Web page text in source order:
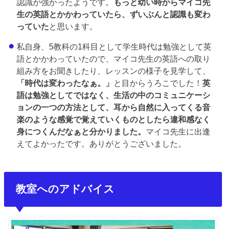
認識が強かったようです。
もっと幼い時からマイコ先
生の英語とかかわっていたら、ずいぶんと認識も変わ
っていたと思います。
私自身、5教科の1科目として学生時代は勉強として英
語とかかわっていたので、マイコ先生の英語への取り
組み方をお聞きしたり、レッスンの様子を見学して、
「時代は変わったなぁ。」
と目からうろこでした！ 英
語は勉強としてではなく、生活の中のコミュニケーシ
ョンの一つの方法として、耳から自然に入ってくる音
楽のような感覚で覚えていくものとしたら違和感なく
身につくんだなぁと分かりました。 マイコ先生に出逢
えてよかったです。ありがとうございました。
教室へのアドバイス